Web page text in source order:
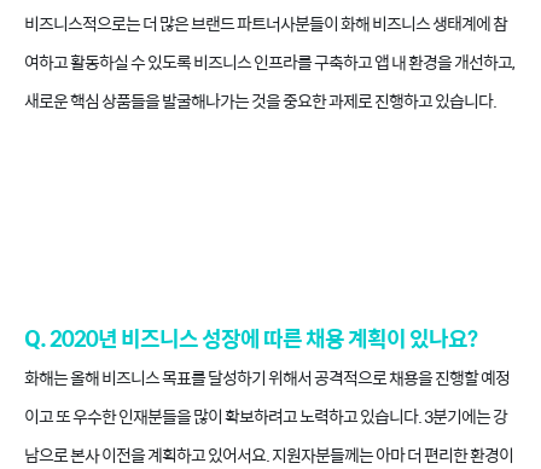
비즈니스적으로는 더 많은 브랜드 파트너사분들이 화해 비즈니스 생태계에 참
여하고 활동하실 수 있도록 비즈니스 인프라를 구축하고 앱 내 환경을 개선하고,
새로운 핵심 상품들을 발굴해나가는 것을 중요한 과제로 진행하고 있습니다.
Q. 2020년 비즈니스 성장에 따른 채용 계획이 있나요?
화해는 올해 비즈니스 목표를 달성하기 위해서 공격적으로 채용을 진행할 예정
이고 또 우수한 인재분들을 많이 확보하려고 노력하고 있습니다. 3분기에는 강
남으로 본사 이전을 계획하고 있어서요. 지원자분들께는 아마 더 편리한 환경이